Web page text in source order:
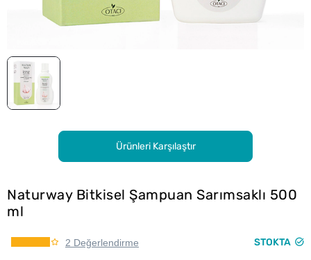
Ürünleri Karşılaştır
Naturway Bitkisel Şampuan Sarımsaklı 500
ml
2 Değerlendirme STOKTA